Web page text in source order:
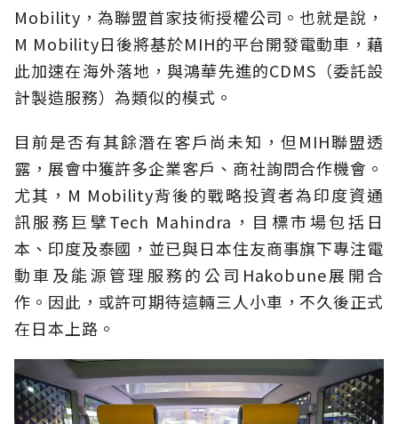
Mobility，為聯盟首家技術授權公司。也就是說，
M Mobility日後將基於MIH的平台開發電動車，藉
此加速在海外落地，與鴻華先進的CDMS（委託設
計製造服務）為類似的模式。
目前是否有其餘潛在客戶尚未知，但MIH聯盟透
露，展會中獲許多企業客戶、商社詢問合作機會。
尤其，M Mobility背後的戰略投資者為印度資通
訊服務巨擘Tech Mahindra，目標市場包括日
本、印度及泰國，並已與日本住友商事旗下專注電
動車及能源管理服務的公司Hakobune展開合
作。因此，或許可期待這輛三人小車，不久後正式
在日本上路。